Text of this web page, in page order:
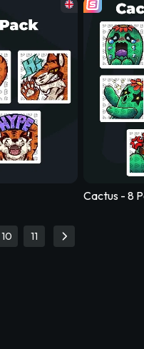
Cactus - 8
10 11